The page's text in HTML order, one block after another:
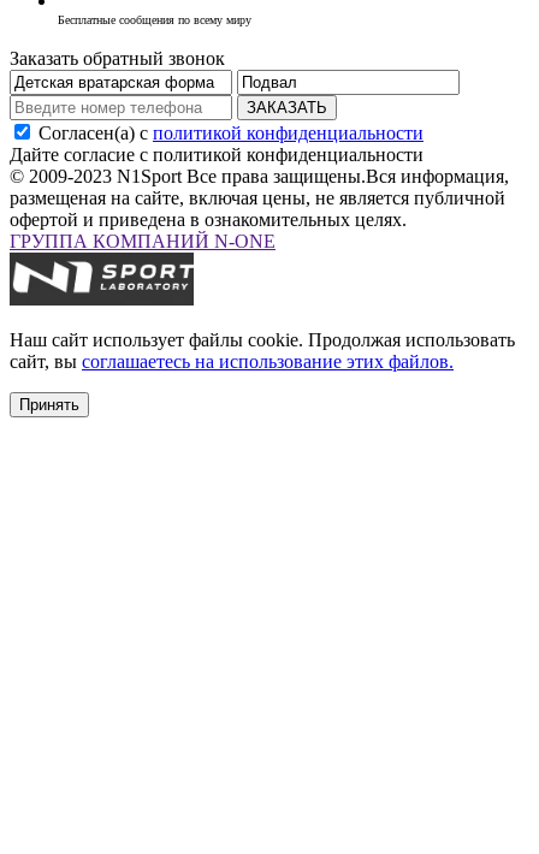
Бесплатные сообщения по всему миру
Заказать обратный звонок
ЗАКАЗАТЬ
Согласен(а) с политикой конфиденциальности
Дайте согласие с политикой конфиденциальности
© 2009-2023 N1Sport Все права защищены.Вся информация,
размещеная на сайте, включая цены, не является публичной
офертой и приведена в ознакомительных целях.
ГРУППА КОМПАНИЙ N-ONE
Наш сайт использует файлы cookie. Продолжая использовать
сайт, вы соглашаетесь на использование этих файлов.
Принять